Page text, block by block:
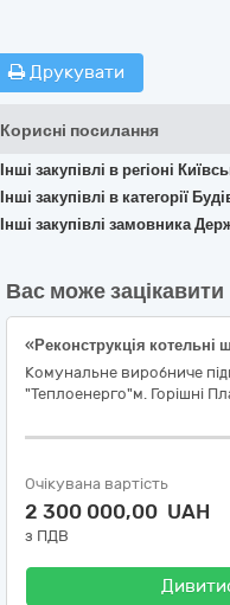
Друкувати
Корисні посилання
Інші закупівлі в регіоні
Інші закупівлі в категорії
Інші закупівлі замовника
Вас може зацікавити
Комунальне виробниче
"Теплоенерго"м. Горішні
Очікувана вартість
2 300 000,00 UAH
з ПДВ